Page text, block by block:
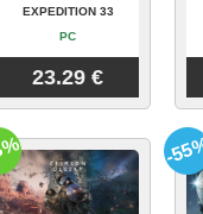
EXPEDITION 33
PC
23.29 €
-